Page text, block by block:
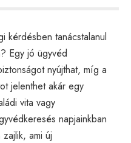
kérdésben tanácstalanul
Egy jó ügyvéd
nyújthat, míg a
jelenthet akár egy
vita vagy
napjainkban
ami új